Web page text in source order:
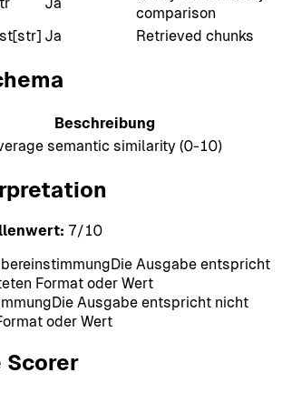
comparison
Ja Retrieved chunks
Beschreibung
semantic similarity (0-10)
7/10
Die Ausgabe entspricht
Format oder Wert
Die Ausgabe entspricht nicht
oder Wert
Scorer